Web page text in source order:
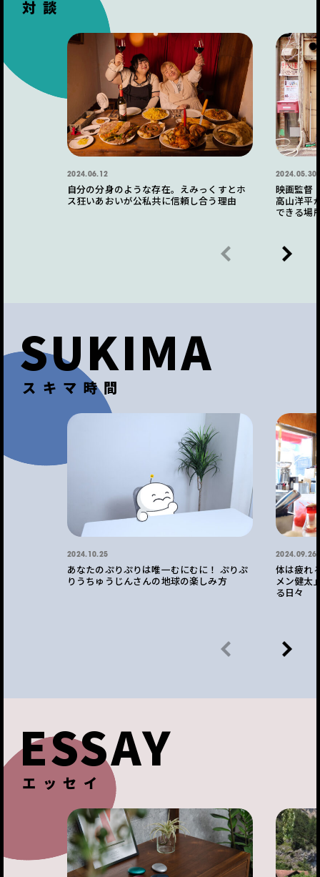
対談
2024.06.12
自分の分身のような存在。えみっくすとホ
ス狂いあおいが公私共に信頼し合う理由
2024.05.30
映画監督
高山洋平
できる場
SUKIMA
スキマ時間
2024.10.25
あなたのぷりぷりは唯一むにむに！ ぷりぷ
りうちゅうじんさんの地球の楽しみ方
2024.09.26
体は疲れ
メン健太
る日々
ESSAY
エッセイ